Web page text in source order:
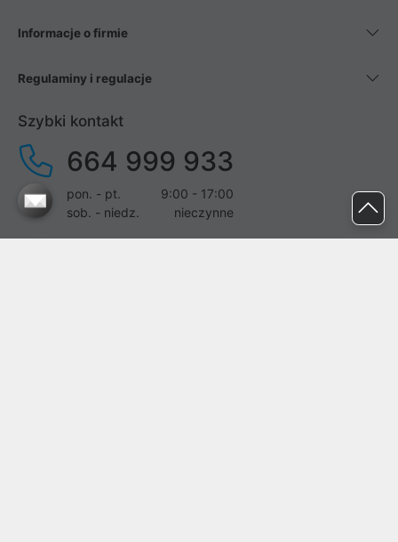
Informacje o firmie
Regulaminy i regulacje
Szybki kontakt
664 999 933
pon. - pt.
9:00 - 17:00
sob. - niedz.
nieczynne